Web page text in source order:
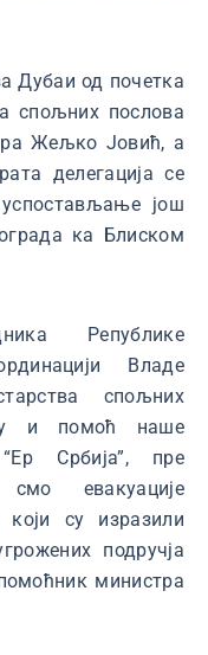
Дубаи од почетка
спољних послова
Жељко Јовић, а
делегација се
још
ка Блиском
Републике
Владе
спољних
и помоћ наше
Србија”, пре
евакуације
су изразили
подручја
министра